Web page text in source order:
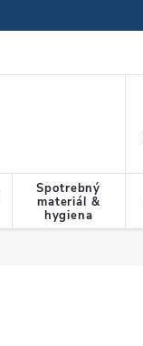
Spotrebný
materiál &
hygiena